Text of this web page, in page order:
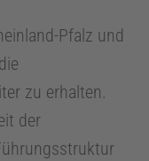
Pfalz und
zu erhalten.
der